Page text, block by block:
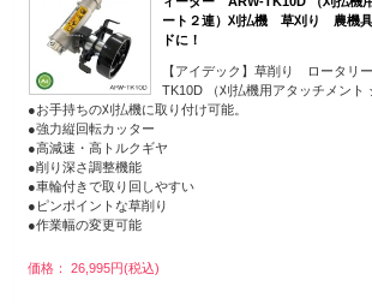
ート２連）刈払機 草刈り 農機
ドに！
【アイデック】草削り ロータリ
TK10D （刈払機用アタッチメント
●お手持ちの刈払機に取り付け可能。
●強力縦回転カッター
●高減速・高トルクギヤ
●削り深さ調整機能
●車輪付きで取り回しやすい
●ピンポイントな草削り
●作業幅の変更可能
価格： 26,995円(税込)